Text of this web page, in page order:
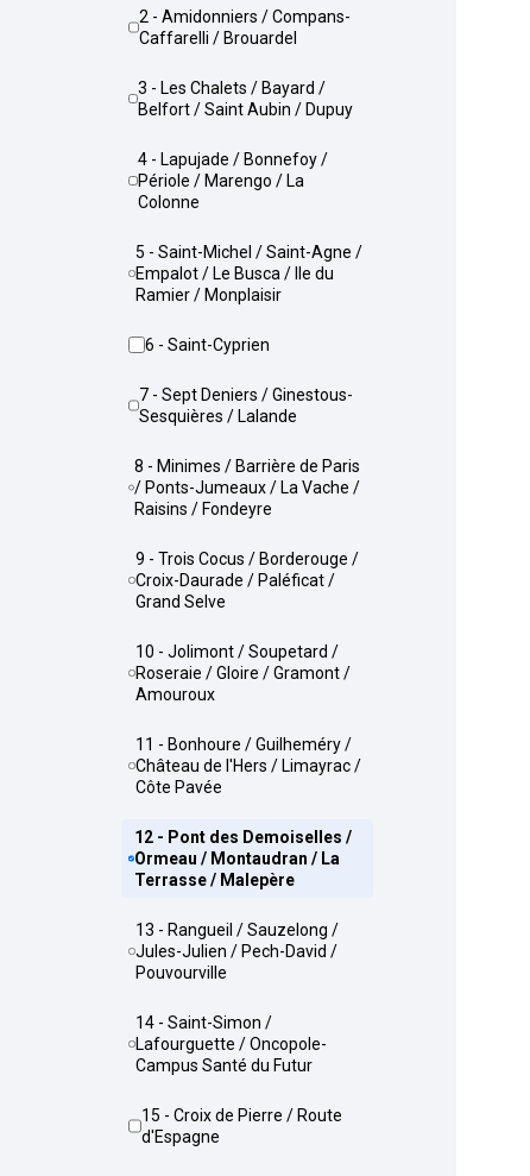
2 - Amidonniers / Compans-
Caffarelli / Brouardel
3 - Les Chalets / Bayard /
Belfort / Saint Aubin / Dupuy
4 - Lapujade / Bonnefoy /
Périole / Marengo / La
Colonne
5 - Saint-Michel / Saint-Agne /
Empalot / Le Busca / Ile du
Ramier / Monplaisir
6 - Saint-Cyprien
7 - Sept Deniers / Ginestous-
Sesquières / Lalande
8 - Minimes / Barrière de Paris
/ Ponts-Jumeaux / La Vache /
Raisins / Fondeyre
9 - Trois Cocus / Borderouge /
Croix-Daurade / Paléficat /
Grand Selve
10 - Jolimont / Soupetard /
Roseraie / Gloire / Gramont /
Amouroux
11 - Bonhoure / Guilheméry /
Château de l'Hers / Limayrac /
Côte Pavée
12 - Pont des Demoiselles /
Ormeau / Montaudran / La
Terrasse / Malepère
13 - Rangueil / Sauzelong /
Jules-Julien / Pech-David /
Pouvourville
14 - Saint-Simon /
Lafourguette / Oncopole-
Campus Santé du Futur
15 - Croix de Pierre / Route
d'Espagne